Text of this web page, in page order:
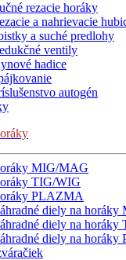
rezacie horáky
a nahrievacie
a suché predlohy
ventily
hadice
autogén
MIG/MAG
TIG/WIG
PLAZMA
diely na
diely na horáky
diely na